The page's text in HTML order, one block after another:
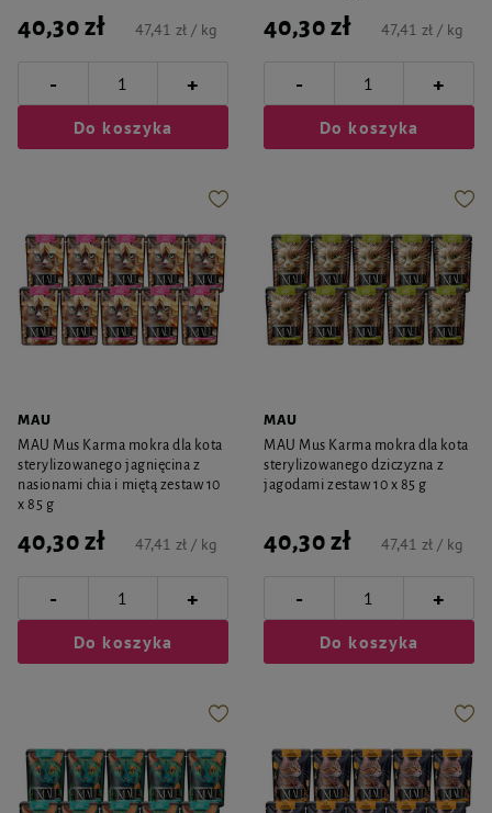
40,30 zł 47,41 zł / kg
- +
Do koszyka
40,30 zł 47,41 zł / kg
- +
Do koszyka
MAU
MAU Mus Karma mokra dla kota
sterylizowanego jagnięcina z
nasionami chia i miętą zestaw 10
x 85 g
40,30 zł 47,41 zł / kg
- +
Do koszyka
MAU
MAU Mus Karma mokra dla kota
sterylizowanego dziczyzna z
jagodami zestaw 10 x 85 g
40,30 zł 47,41 zł / kg
- +
Do koszyka